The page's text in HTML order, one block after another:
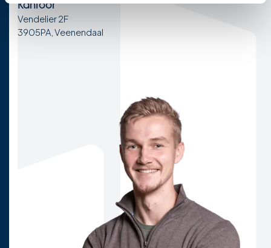
Kantoor
Vendelier 2F
3905PA, Veenendaal